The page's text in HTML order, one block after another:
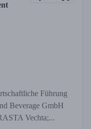
Führung
Beverage GmbH
Vechta;...